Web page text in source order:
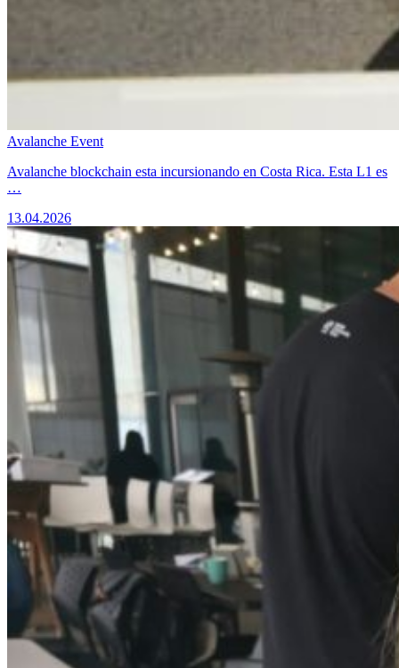
Avalanche Event
Avalanche blockchain esta incursionando en Costa Rica. Esta L1 es
…
13.04.2026